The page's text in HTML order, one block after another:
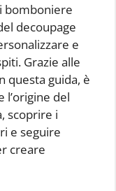
bomboniere
decoupage
e
Grazie alle
questa guida, è
l’origine del
scoprire i
e seguire
creare